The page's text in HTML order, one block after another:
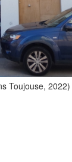
Toujouse, 2022)